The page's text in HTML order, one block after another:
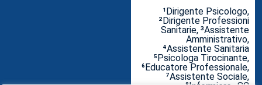
¹Dirigente Psicologo,
²Dirigente Professioni
Sanitarie, ³Assistente
Amministrativo,
⁴Assistente Sanitaria
⁵Psicologa Tirocinante,
⁶Educatore Professionale,
⁷Assistente Sociale,